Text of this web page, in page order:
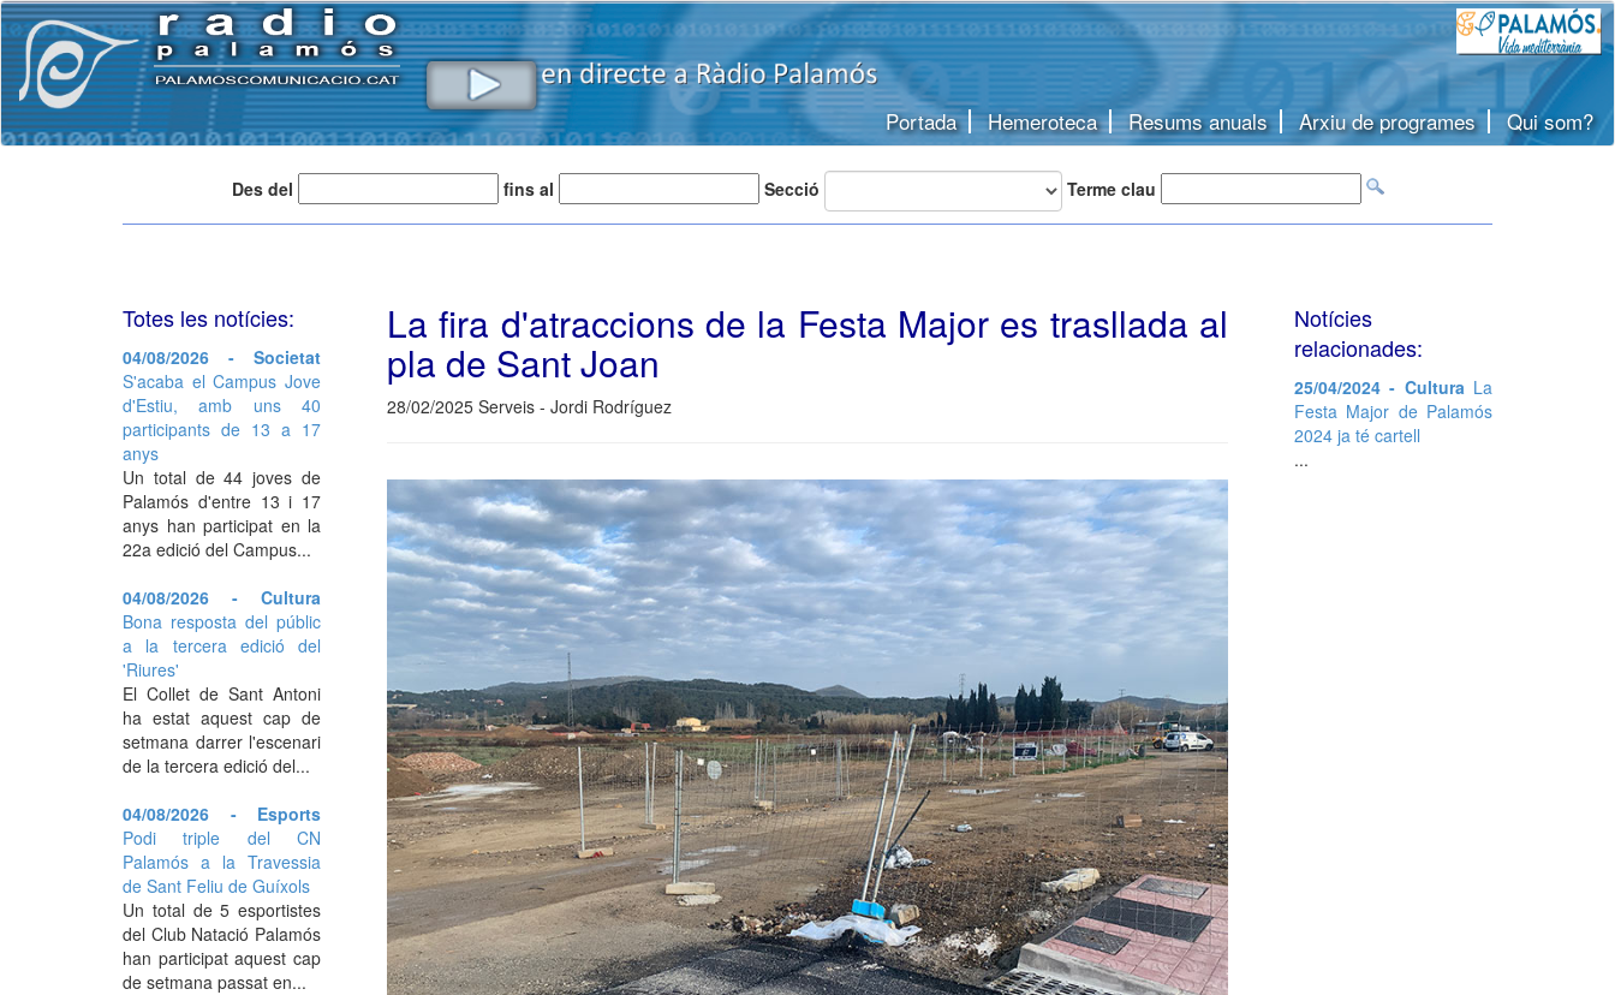
Portada Hemeroteca Resums anuals Arxiu de programes Qui som?
Des del fins al Secció Terme clau
La fira d'atraccions de la Festa Major es trasllada al
pla de Sant Joan
28/02/2025 Serveis - Jordi Rodríguez
Totes les notícies:
04/08/2026 - Societat
S'acaba el Campus Jove
d'Estiu, amb uns 40
participants de 13 a 17
anys
Un total de 44 joves de
Palamós d'entre 13 i 17
anys han participat en la
22a edició del Campus...
04/08/2026 - Cultura
Bona resposta del públic
a la tercera edició del
'Riures'
El Collet de Sant Antoni
ha estat aquest cap de
setmana darrer l'escenari
de la tercera edició del...
04/08/2026 - Esports
Podi triple del CN
Palamós a la Travessia
de Sant Feliu de Guíxols
Un total de 5 esportistes
del Club Natació Palamós
han participat aquest cap
de setmana passat en...
Notícies
relacionades:
25/04/2024 - CulturaLa
Festa Major de Palamós
2024 ja té cartell
...